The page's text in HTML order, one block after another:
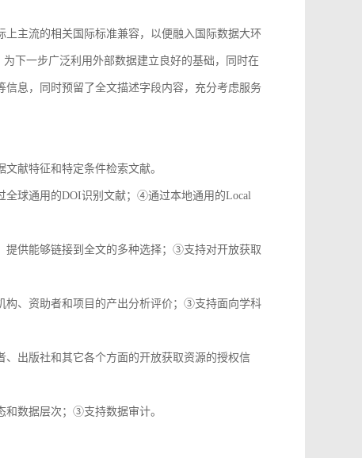
主流的相关国际标准兼容，以便融入国际数据大环
下一步广泛利用外部数据建立良好的基础，同时在
息，同时预留了全文描述字段内容，充分考虑服务
献特征和特定条件检索文献。
球通用的DOI识别文献；④通过本地通用的Local
供能够链接到全文的多种选择；③支持对开放获取
、资助者和项目的产出分析评价；③支持面向学科
出版社和其它各个方面的开放获取资源的授权信
数据层次；③支持数据审计。